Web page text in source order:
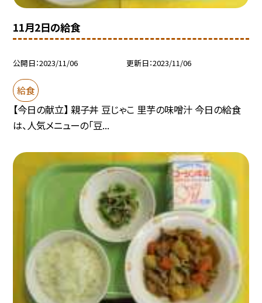
11月2日の給食
公開日 2023/11/06 更新日 2023/11/06
給食
【今日の献立】 親子丼 豆じゃこ 里芋の味噌汁 今日の給食
は、人気メニューの「豆...